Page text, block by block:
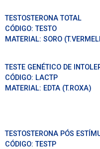
TESTOSTERONA TOTAL
CÓDIGO:TESTO
MATERIAL: SORO
TESTE GENÉTICO DE
CÓDIGO: LACTP
MATERIAL: EDTA (T.ROXA)
TESTOSTERONA PÓS
CÓDIGO:TESTP